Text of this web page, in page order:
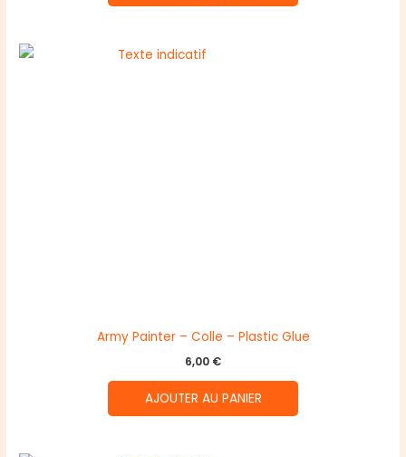
Army Painter – Colle – Plastic Glue
6,00 €
AJOUTER AU PANIER